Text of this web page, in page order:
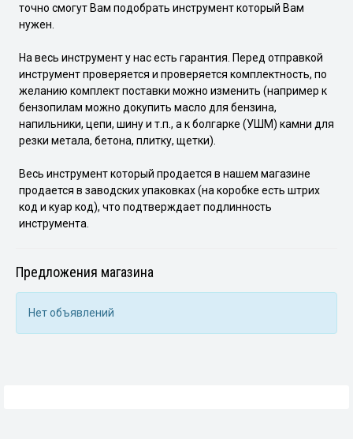
точно смогут Вам подобрать инструмент который Вам
нужен.
На весь инструмент у нас есть гарантия. Перед отправкой
инструмент проверяется и проверяется комплектность, по
желанию комплект поставки можно изменить (например к
бензопилам можно докупить масло для бензина,
напильники, цепи, шину и т.п., а к болгарке (УШМ) камни для
резки метала, бетона, плитку, щетки).
Весь инструмент который продается в нашем магазине
продается в заводских упаковках (на коробке есть штрих
код и куар код), что подтверждает подлинность
инструмента.
Предложения магазина
Нет объявлений